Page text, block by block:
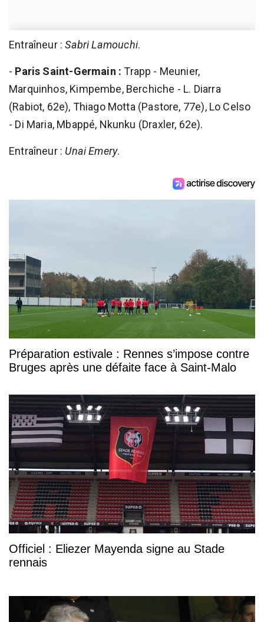
Entraîneur :Sabri Lamouchi.
- Paris Saint-Germain : Trapp - Meunier,
Marquinhos, Kimpembe, Berchiche - L. Diarra
(Rabiot, 62e), Thiago Motta (Pastore, 77e), Lo Celso
- Di Maria, Mbappé, Nkunku (Draxler, 62e).
Entraîneur : Unai Emery.
Préparation estivale : Rennes s’impose contre
Bruges après une défaite face à Saint-Malo
Officiel : Eliezer Mayenda signe au Stade
rennais